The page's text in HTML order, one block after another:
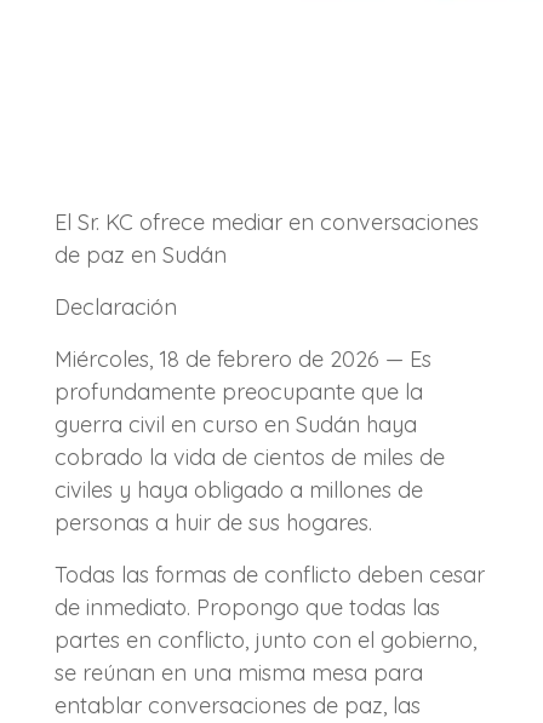
El Sr. KC ofrece mediar en conversaciones
de paz en Sudán
Declaración
Miércoles, 18 de febrero de 2026 — Es
profundamente preocupante que la
guerra civil en curso en Sudán haya
cobrado la vida de cientos de miles de
civiles y haya obligado a millones de
personas a huir de sus hogares.
Todas las formas de conflicto deben cesar
de inmediato. Propongo que todas las
partes en conflicto, junto con el gobierno,
se reúnan en una misma mesa para
entablar conversaciones de paz, las